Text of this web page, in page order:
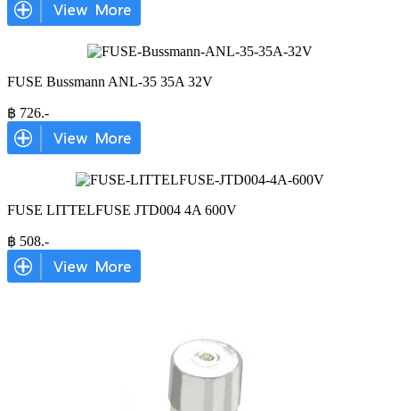
FUSE Bussmann ANL-35 35A 32V
฿ 726.-
FUSE LITTELFUSE JTD004 4A 600V
฿ 508.-